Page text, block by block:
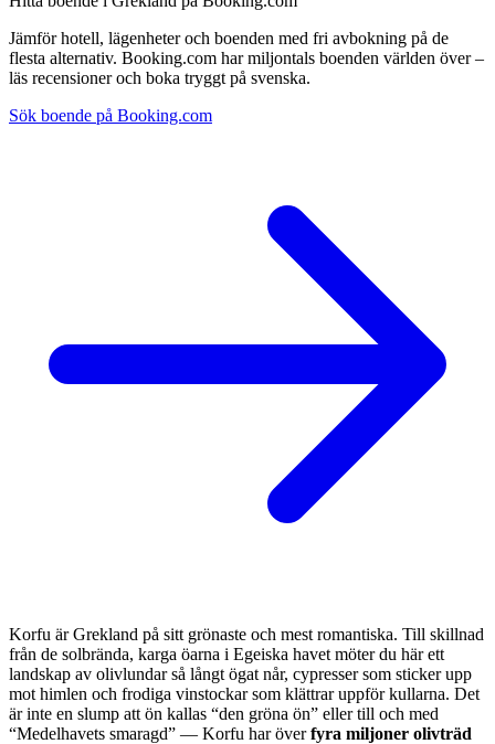
Jämför hotell, lägenheter och boenden med fri avbokning på de
flesta alternativ. Booking.com har miljontals boenden världen över –
läs recensioner och boka tryggt på svenska.
Sök boende på Booking.com
Korfu är Grekland på sitt grönaste och mest romantiska. Till skillnad
från de solbrända, karga öarna i Egeiska havet möter du här ett
landskap av olivlundar så långt ögat når, cypresser som sticker upp
mot himlen och frodiga vinstockar som klättrar uppför kullarna. Det
är inte en slump att ön kallas “den gröna ön” eller till och med
“Medelhavets smaragd” — Korfu har överfyra miljoner olivträd